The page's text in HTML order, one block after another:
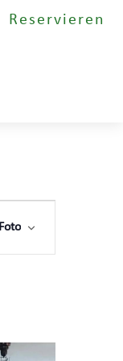
Reservieren
Ansichten-
Foto